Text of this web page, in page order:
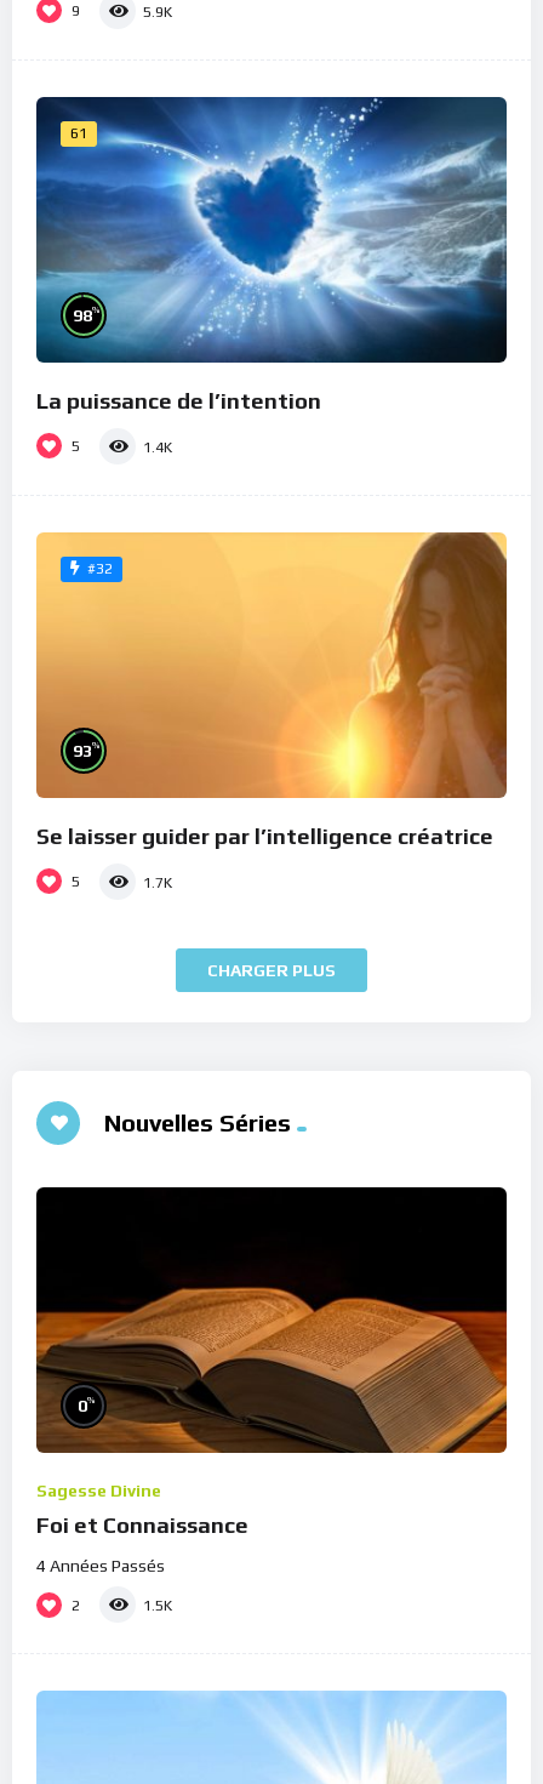
9 5.9K
61
98%
La puissance de l’intention
5 1.4K
#32
93%
Se laisser guider par l’intelligence créatrice
5 1.7K
CHARGER PLUS
Nouvelles Séries
0%
Sagesse Divine
Foi et Connaissance
4 Années Passés
2 1.5K